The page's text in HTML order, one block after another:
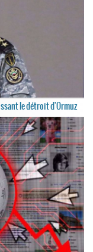
le détroit d'Ormuz